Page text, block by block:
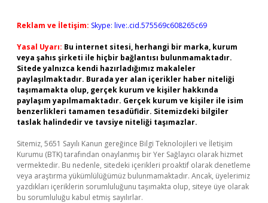
Reklam ve İletişim: Skype: live:.cid.575569c608265c69
Yasal Uyarı: Bu internet sitesi, herhangi bir marka, kurum
veya şahıs şirketi ile hiçbir bağlantısı bulunmamaktadır.
Sitede yalnızca kendi hazırladığımız makaleler
paylaşılmaktadır. Burada yer alan içerikler haber niteliği
taşımamakta olup, gerçek kurum ve kişiler hakkında
paylaşım yapılmamaktadır. Gerçek kurum ve kişiler ile isim
benzerlikleri tamamen tesadüfidir. Sitemizdeki bilgiler
taslak halindedir ve tavsiye niteliği taşımazlar.
Sitemiz, 5651 Sayılı Kanun gereğince Bilgi Teknolojileri ve İletişim
Kurumu (BTK) tarafından onaylanmış bir Yer Sağlayıcı olarak hizmet
vermektedir. Bu nedenle, sitedeki içerikleri proaktif olarak denetleme
veya araştırma yükümlülüğümüz bulunmamaktadır. Ancak, üyelerimiz
yazdıkları içeriklerin sorumluluğunu taşımakta olup, siteye üye olarak
bu sorumluluğu kabul etmiş sayılırlar.